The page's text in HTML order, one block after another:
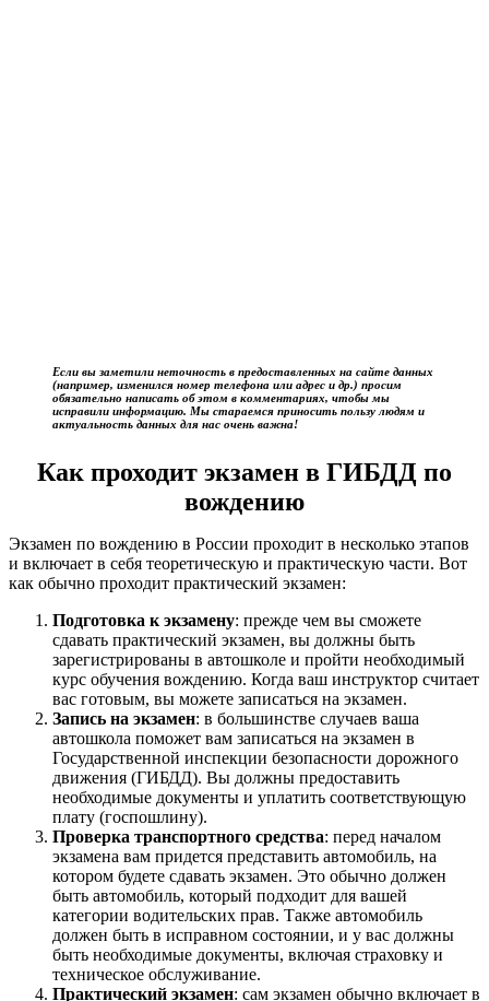
Если вы заметили неточность в предоставленных на сайте данных
(например, изменился номер телефона или адрес и др.) просим
обязательно написать об этом в комментариях, чтобы мы
исправили информацию. Мы стараемся приносить пользу людям и
актуальность данных для нас очень важна!
Как проходит экзамен в ГИБДД по
вождению
Экзамен по вождению в России проходит в несколько этапов
и включает в себя теоретическую и практическую части. Вот
как обычно проходит практический экзамен:
Подготовка к экзамену: прежде чем вы сможете
сдавать практический экзамен, вы должны быть
зарегистрированы в автошколе и пройти необходимый
курс обучения вождению. Когда ваш инструктор считает
вас готовым, вы можете записаться на экзамен.
Запись на экзамен: в большинстве случаев ваша
автошкола поможет вам записаться на экзамен в
Государственной инспекции безопасности дорожного
движения (ГИБДД). Вы должны предоставить
необходимые документы и уплатить соответствующую
плату (госпошлину).
Проверка транспортного средства: перед началом
экзамена вам придется представить автомобиль, на
котором будете сдавать экзамен. Это обычно должен
быть автомобиль, который подходит для вашей
категории водительских прав. Также автомобиль
должен быть в исправном состоянии, и у вас должны
быть необходимые документы, включая страховку и
техническое обслуживание.
Практический экзамен: сам экзамен обычно включает в